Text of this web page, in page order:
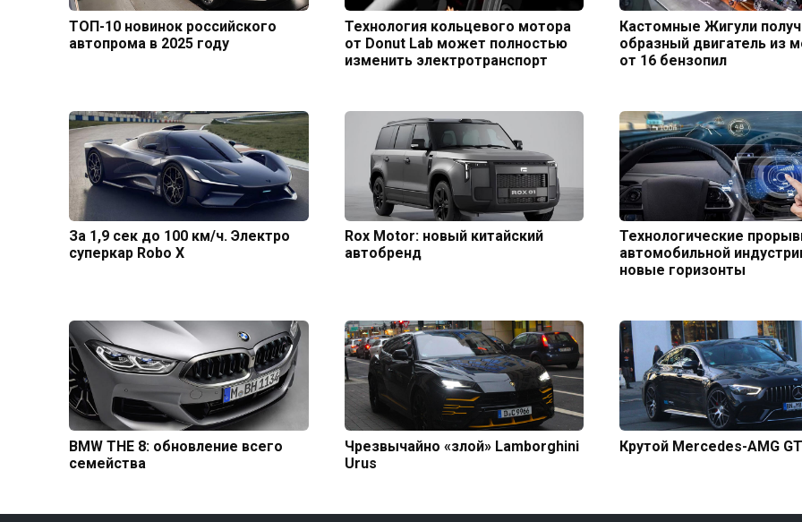
ТОП-10 новинок российского
автопрома в 2025 году
Технология кольцевого мотора
от Donut Lab может полностью
изменить электротранспорт
Кастомные Жигули
образный двигатель из
от 16 бензопил
За 1,9 сек до 100 км/ч. Электро
суперкар Robo X
Rox Motor: новый китайский
автобренд
Технологические
автомобильной
новые горизонты
BMW THE 8: обновление всего
семейства
Чрезвычайно «злой» Lamborghini
Urus
Крутой Mercedes-AMG